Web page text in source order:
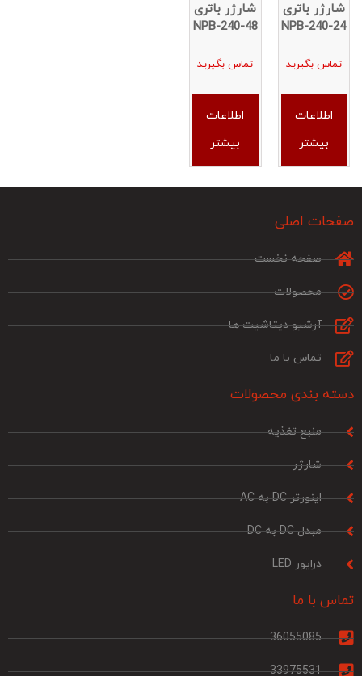
شارژر باتری
NPB-240-24
تماس بگیرید
اطلاعات
بیشتر
شارژر باتری
NPB-240-48
تماس بگیرید
اطلاعات
بیشتر
صفحات اصلی
صفحه نخست
محصولات
آرشیو دیتاشیت ها
تماس با ما
دسته بندی محصولات
منبع تغذیه
شارژر
اینورتر DC به AC
مبدل DC به DC
درایور LED
تماس با ما
36055085
33975531